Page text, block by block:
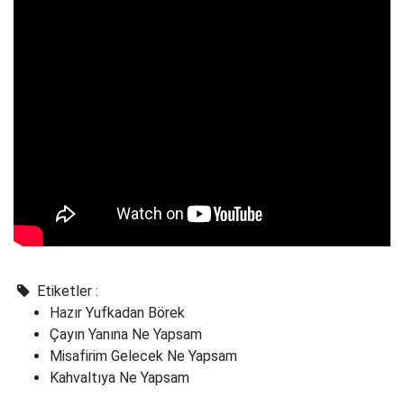
Etiketler :
Hazır Yufkadan Börek
Çayın Yanına Ne Yapsam
Misafirim Gelecek Ne Yapsam
Kahvaltıya Ne Yapsam